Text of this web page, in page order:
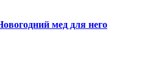
мед для него